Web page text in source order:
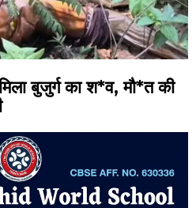
बुजुर्ग का श*व, मौ*त की